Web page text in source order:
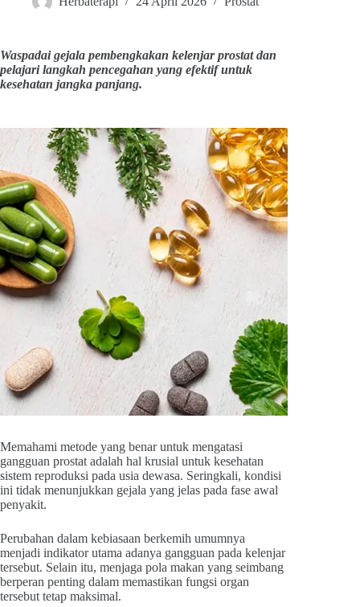
Waspadai gejala pembengkakan kelenjar prostat dan
pelajari langkah pencegahan yang efektif untuk
kesehatan jangka panjang.
Memahami metode yang benar untuk mengatasi
gangguan prostat adalah hal krusial untuk kesehatan
sistem reproduksi pada usia dewasa. Seringkali, kondisi
ini tidak menunjukkan gejala yang jelas pada fase awal
penyakit.
Perubahan dalam kebiasaan berkemih umumnya
menjadi indikator utama adanya gangguan pada kelenjar
tersebut. Selain itu, menjaga pola makan yang seimbang
berperan penting dalam memastikan fungsi organ
tersebut tetap maksimal.